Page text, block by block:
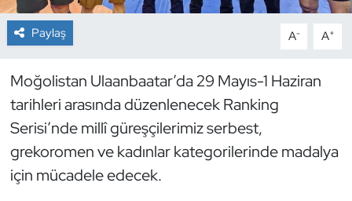
Paylaş A- A+
Moğolistan Ulaanbaatar’da 29 Mayıs-1 Haziran
tarihleri arasında düzenlenecek Ranking
Serisi’nde millî güreşçilerimiz serbest,
grekoromen ve kadınlar kategorilerinde madalya
için mücadele edecek.
Dövüş Sanatı
E-Spor
Eskrim
Futbol